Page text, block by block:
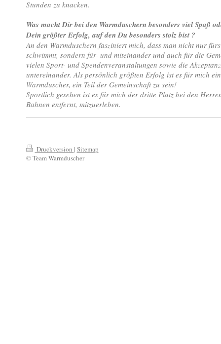
Stunden zu knacken.
Was macht Dir bei den Warmduschern besonders viel Spaß
Dein größter Erfolg, auf den Du besonders stolz bist ?
An den Warmduschern fasziniert mich, dass man nicht nur
schwimmt, sondern für- und miteinander und auch für die
vielen Sport- und Spendenveranstaltungen sowie die Akzeptanz
untereinander. Als persönlich größten Erfolg ist es für mich
Warmduscher, ein Teil der Gemeinschaft zu sein!
Sportlich gesehen ist es für mich der dritte Platz bei den
Bahnen entfernt, mitzuerleben.
Druckversion | Sitemap
© Team Warmduscher